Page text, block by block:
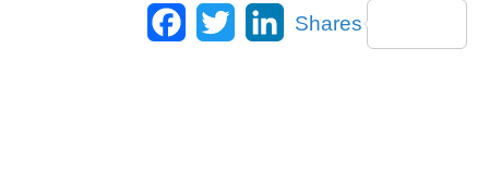
Facebook
Twitter LinkedIn
Shares